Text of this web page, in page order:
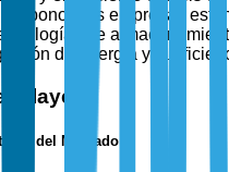
Las empresas
de
de energía y la
Players
del Mercado